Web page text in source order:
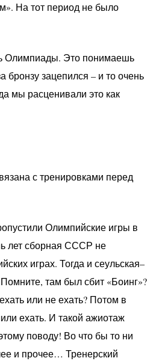
На тот период не было
Олимпиады. Это понимаешь
бронзу зацепился – и то очень
мы расценивали это как
с тренировками перед
Олимпийские игры в
лет сборная СССР не
играх. Тогда и сеульская–
там был сбит «Боинг»?
или не ехать? Потом в
ехать. И такой ажиотаж
поводу! Во что бы то ни
и прочее… Тренерский